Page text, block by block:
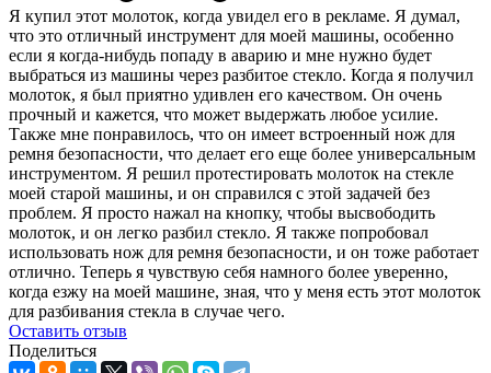
Я купил этот молоток, когда увидел его в рекламе. Я думал,
что это отличный инструмент для моей машины, особенно
если я когда-нибудь попаду в аварию и мне нужно будет
выбраться из машины через разбитое стекло. Когда я получил
молоток, я был приятно удивлен его качеством. Он очень
прочный и кажется, что может выдержать любое усилие.
Также мне понравилось, что он имеет встроенный нож для
ремня безопасности, что делает его еще более универсальным
инструментом. Я решил протестировать молоток на стекле
моей старой машины, и он справился с этой задачей без
проблем. Я просто нажал на кнопку, чтобы высвободить
молоток, и он легко разбил стекло. Я также попробовал
использовать нож для ремня безопасности, и он тоже работает
отлично. Теперь я чувствую себя намного более уверенно,
когда езжу на моей машине, зная, что у меня есть этот молоток
для разбивания стекла в случае чего.
Оcтавить отзыв
Поделиться